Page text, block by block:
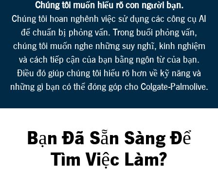
Chúng tôi muốn hiểu rõ con người bạn.
Chúng tôi hoan nghênh việc sử dụng các công cụ AI
để chuẩn bị phỏng vấn. Trong buổi phỏng vấn,
chúng tôi muốn nghe những suy nghĩ, kinh nghiệm
và cách tiếp cận của bạn bằng ngôn từ của bạn.
Điều đó giúp chúng tôi hiểu rõ hơn về kỹ năng và
những gì bạn có thể đóng góp cho Colgate-Palmolive.
Bạn Đã Sẵn Sàng Để
Tìm Việc Làm?